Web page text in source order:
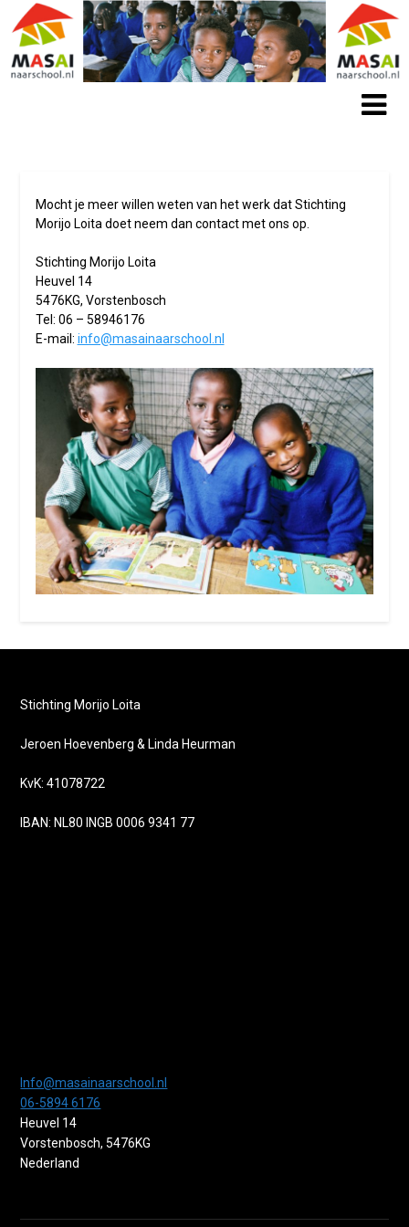
Mocht je meer willen weten van het werk dat Stichting
Morijo Loita doet neem dan contact met ons op.
Stichting Morijo Loita
Heuvel 14
5476KG, Vorstenbosch
Tel: 06 – 58946176
E-mail: info@masainaarschool.nl
Stichting Morijo Loita
Jeroen Hoevenberg & Linda Heurman
KvK: 41078722
IBAN: NL80 INGB 0006 9341 77
Info@masainaarschool.nl
06-5894 6176
Heuvel 14
Vorstenbosch,5476KG
Nederland